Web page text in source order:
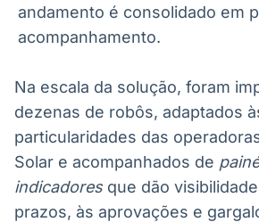
andamento é consolidado em
acompanhamento.
Na escala da solução, foram
dezenas de robôs, adaptados
particularidades das
Solar e acompanhados de
indicadoresque dão
prazos, às aprovações e